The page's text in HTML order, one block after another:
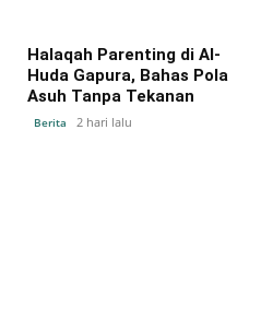
Halaqah Parenting di Al-
Huda Gapura, Bahas Pola
Asuh Tanpa Tekanan
Berita 2 hari lalu